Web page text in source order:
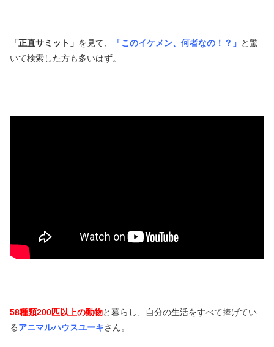
「正直サミット」 を見て、 「このイケメン、何者なの！？」 と驚
いて検索した方も多いはず。
58種類200匹以上の動物と暮らし、自分の生活をすべて捧げてい
るアニマルハウスユーキさん。